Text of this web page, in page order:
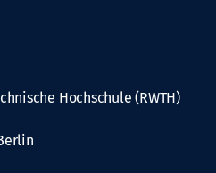
Hochschule (RWTH)